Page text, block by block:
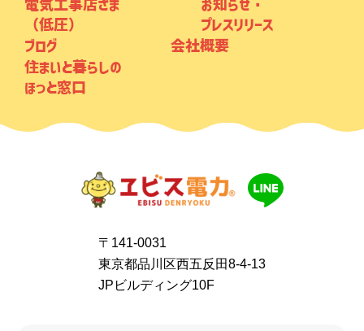
電気工事店さま
（低圧）
お知らせ・
プレスリリース
ブログ
会社概要
住まいと暮らしの
ほっと窓口
〒141-0031
東京都品川区西五反田8-4-13
JPビルディング10F